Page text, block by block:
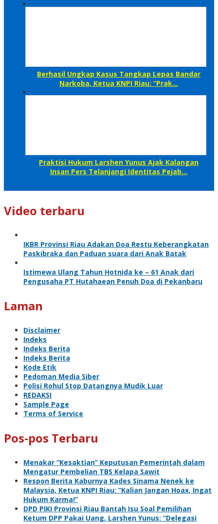
Berhasil Ungkap Kasus Tangkap Lepas Bandar
Narkoba, Ketua KNPI Riau: “Prak…
Praktisi Hukum Larshen Yunus Ajak Kalangan
Insan Pers Telanjangi Identitas Pejab…
Video terbaru
IKBR Provinsi Riau Adakan Doa Restu Keberangkatan
Paskibraka dan Paduan suara dari Anak Batak
Istimewa Ulang Tahun Hotnida ke – 61 Anak dari
Pengusaha PT Hutahaean Penuh Doa di Pekanbaru
Laman
Disclaimer
Indeks
Indeks Berita
Indeks Berita
Kode Etik
Pedoman Media Siber
Polisi Rohul Stop Datangnya Mudik Luar
REDAKSI
Sample Page
Terms of Service
Pos-pos Terbaru
Menakar “Kesaktian” Keputusan Pemerintah dalam
Mengatur Pembelian TBS Kelapa Sawit
Respon Berita Kaburnya Kades Sinama Nenek ke
Malaysia, Ketua KNPI Riau: “Kalian Jangan Hoax, Ingat
Hukum Karma!”
DPD PIKI Provinsi Riau Bantah Isu Soal Pemilihan
Ketum DPP Pakai Uang, Larshen Yunus: “Delegasi